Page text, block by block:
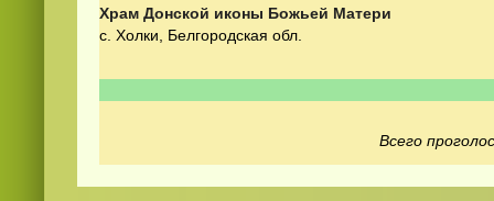
Храм Донской иконы Божьей Матери
с. Холки, Белгородская обл.
Всего
видеоонлайн